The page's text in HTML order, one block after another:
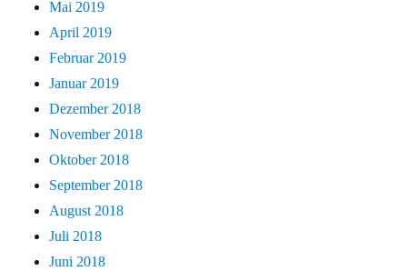
Mai 2019
April 2019
Februar 2019
Januar 2019
Dezember 2018
November 2018
Oktober 2018
September 2018
August 2018
Juli 2018
Juni 2018